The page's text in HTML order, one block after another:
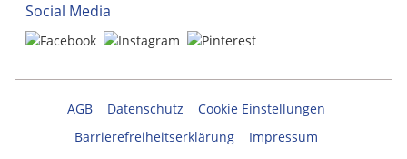
Social Media
AGB Datenschutz
Cookie Einstellungen
Barrierefreiheitserklärung
Impressum